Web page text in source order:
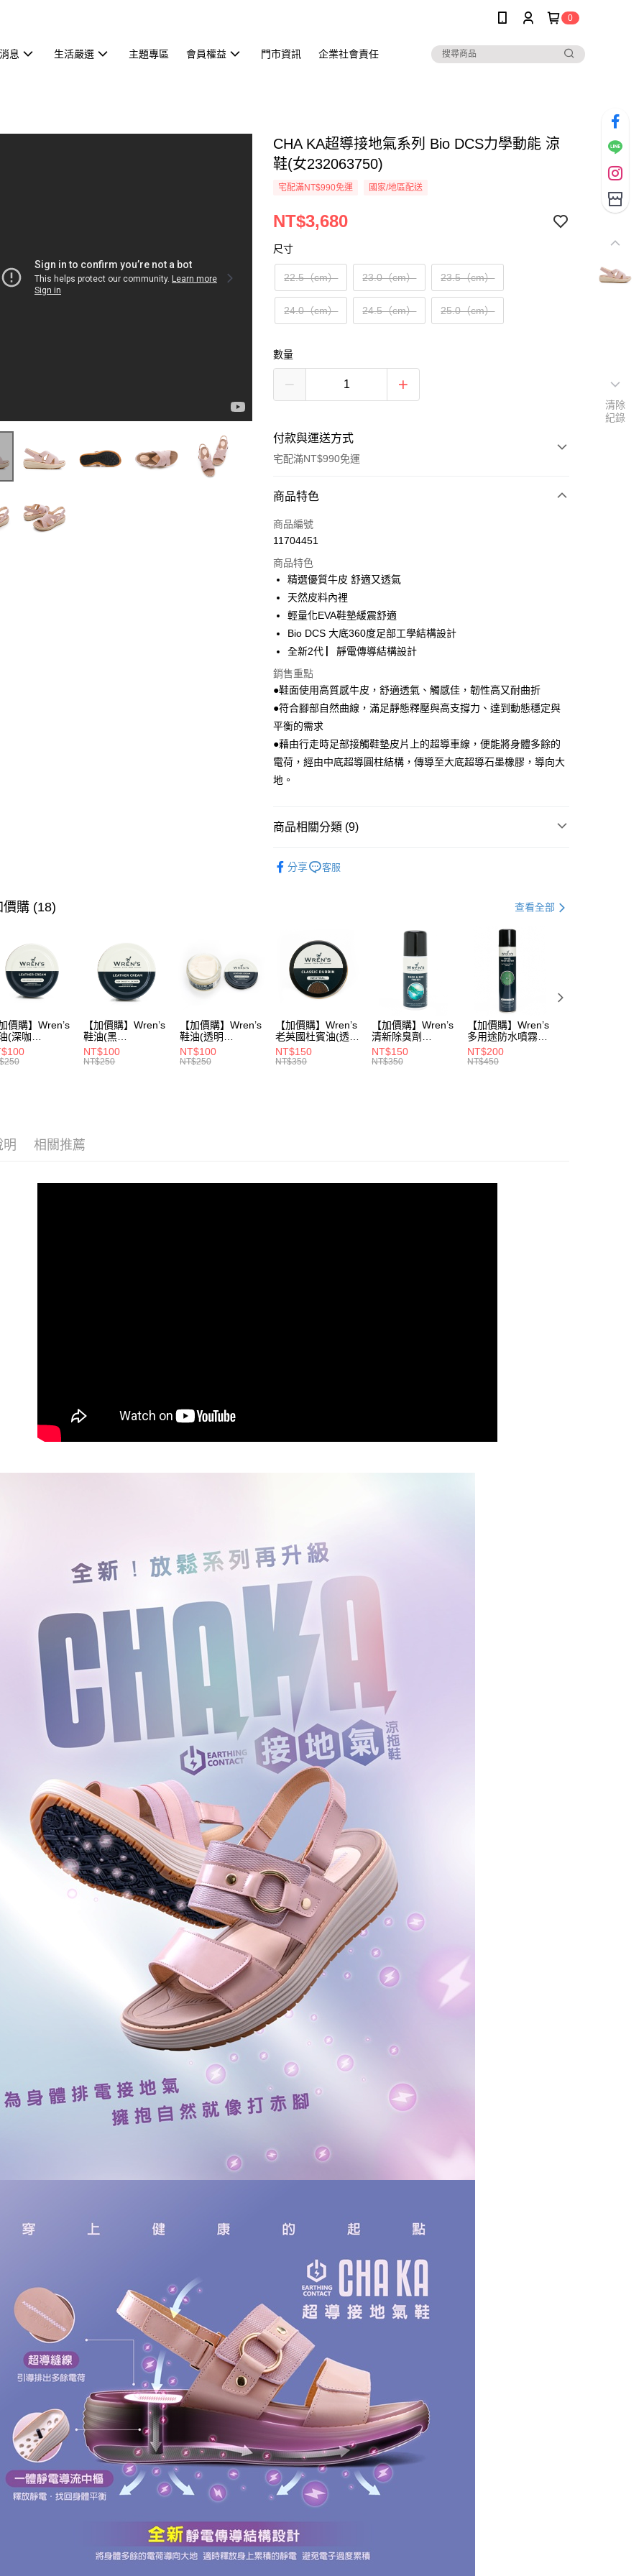
0
息 生活嚴選 主題專區 會員權益 門市資訊 企業社會責任
CHA KA超導接地氣系列 Bio DCS力學動能 涼
鞋(女232063750)
宅配滿NT$990免運 國家/地區配送
NT$3,680
尺寸
22.5（cm） 23.0（cm） 23.5（cm）
24.0（cm） 24.5（cm） 25.0（cm）
數量
付款與運送方式
宅配滿NT$990免運
付款方式
信用卡一次付款
Apple Pay
悠遊付
Google Pay
全盈+PAY
ATM付款
運送方式
宅配
每筆NT$80，滿NT$990(含以上)免運費
每筆NT$80，滿NT$699(含以上)免運費
商品特色
商品編號
11704451
商品特色
精選優質牛皮 舒適又透氣
天然皮料內裡
輕量化EVA鞋墊緩震舒適
Bio DCS 大底360度足部工學結構設計
全新2代 ▏靜電傳導結構設計
銷售重點
●鞋面使用高質感牛皮，舒適透氣、觸感佳，韌性高又耐曲折
●符合腳部自然曲線，滿足靜態釋壓與高支撐力、達到動態穩定與
平衡的需求
●藉由行走時足部接觸鞋墊皮片上的超導車線，便能將身體多餘的
電荷，經由中底超導圓柱結構，傳導至大底超導石墨橡膠，導向大
地。
商品相關分類 (9)
▶ 跨境專區
▶ 優惠活動
▌8/16前『店長推薦暢銷專區』滿1雙88折 滿2雙77
▶ 機能款式 CHAKA接地氣
▶ 機能款式 鞋款 ▶
分享 客服
價購 (18) 查看全部
價購】Wren’s
(深咖
【加價購】Wren’s
鞋油(黑
289105130)
NT$100
NT$250
【加價購】Wren’s
鞋油(透明
289105140)
NT$100
NT$250
【加價購】Wren’s
老英國杜賓油(透明
289105440)
NT$150
NT$350
【加價購】Wren’s
清新除臭劑
(289105540)
NT$150
NT$350
【加價購】Wren’s
多用途防水噴霧
(289105640)
NT$200
NT$450
明 相關推薦
清除
紀錄